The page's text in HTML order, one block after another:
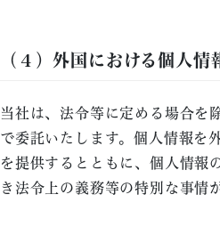
（４）外国における個人
当社は、法令等に定める場合を
で委託いたします。個人情報を
を提供するとともに、個人情報
き法令上の義務等の特別な事情